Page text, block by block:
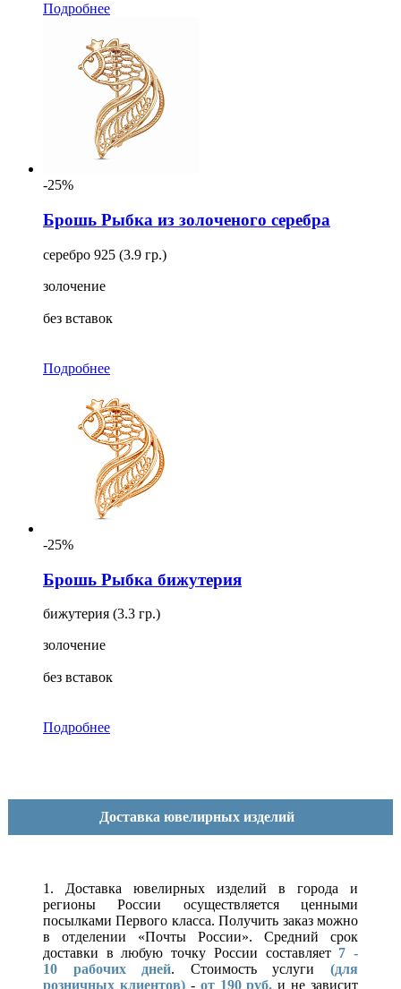
Подробнее
-25%
Брошь Рыбка из золоченого серебра
серебро 925 (3.9 гр.)
золочение
без вставок
Подробнее
-25%
Брошь Рыбка бижутерия
бижутерия (3.3 гр.)
золочение
без вставок
Подробнее
Доставка ювелирных изделий
1. Доставка ювелирных изделий в города и
регионы России осуществляется ценными
посылками Первого класса. Получить заказ можно
в отделении «Почты России». Средний срок
доставки в любую точку России составляет 7 -
10 рабочих дней. Стоимость услуги(для
розничных клиентов)- от 190 руб. и не зависит